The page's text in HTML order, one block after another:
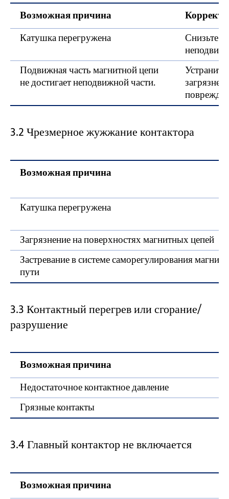
Возможная причина
Катушка перегружена
Снизьте
Подвижная часть магнитной цепи
не достигает неподвижной части.
3.2 Чрезмерное жужжание контактора
Возможная причина
Катушка перегружена
Загрязнение на поверхностях магнитных цепей
Застревание в системе саморегулирования
пути
3.3 Контактный перегрев или сгорание/
разрушение
Возможная причина
Недостаточное контактное давление
Грязные контакты
3.4 Главный контактор не включается
Возможная причина